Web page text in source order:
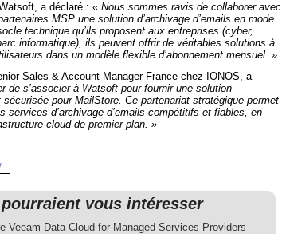
a déclaré : « Nous sommes ravis de collaborer avec
MSP une solution d’archivage d’emails en mode
technique qu’ils proposent aux entreprises (cyber,
informatique), ils peuvent offrir de véritables solutions à
dans un modèle flexible d’abonnement mensuel. »
Sales & Account Manager France chez IONOS, a
de s’associer à Watsoft pour fournir une solution
sécurisée pour MailStore. Ce partenariat stratégique permet
services d’archivage d’emails compétitifs et fiables, en
cloud de premier plan. »
vous intéresser
Veeam Data Cloud for Managed Services Providers